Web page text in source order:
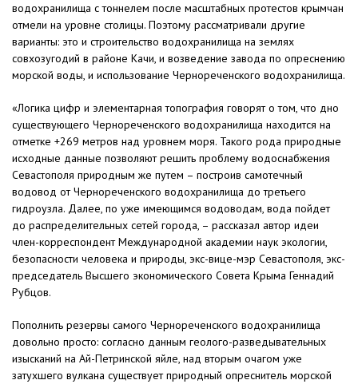
водохранилища с тоннелем после масштабных протестов крымчан
отмели на уровне столицы. Поэтому рассматривали другие
варианты: это и строительство водохранилища на землях
совхозугодий в районе Качи, и возведение завода по опреснению
морской воды, и использование Чернореченского водохранилища.
«Логика цифр и элементарная топография говорят о том, что дно
существующего Чернореченского водохранилища находится на
отметке +269 метров над уровнем моря. Такого рода природные
исходные данные позволяют решить проблему водоснабжения
Севастополя природным же путем – построив самотечный
водовод от Чернореченского водохранилища до третьего
гидроузла. Далее, по уже имеющимся водоводам, вода пойдет
до распределительных сетей города, – рассказал автор идеи
член-корреспондент Международной академии наук экологии,
безопасности человека и природы, экс-вице-мэр Севастополя, экс-
председатель Высшего экономического Совета Крыма Геннадий
Рубцов.
Пополнить резервы самого Чернореченского водохранилища
довольно просто: согласно данным геолого-разведывательных
изысканий на Ай-Петринской яйле, над вторым очагом уже
затухшего вулкана существует природный опреснитель морской